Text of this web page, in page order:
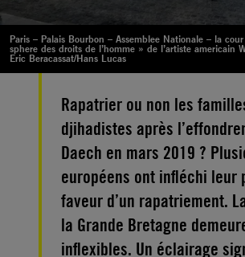
Paris – Palais Bourbon – Assemblee Nationale – la
sphere des droits de l’homme » de l’artiste americain
Eric Beracassat/Hans Lucas
Rapatrier ou non les
djihadistes après
Daech en mars 2019 ?
européens ont infléchi leur
faveur d’un rapatriement.
la Grande Bretagne
inflexibles. Un éclairage